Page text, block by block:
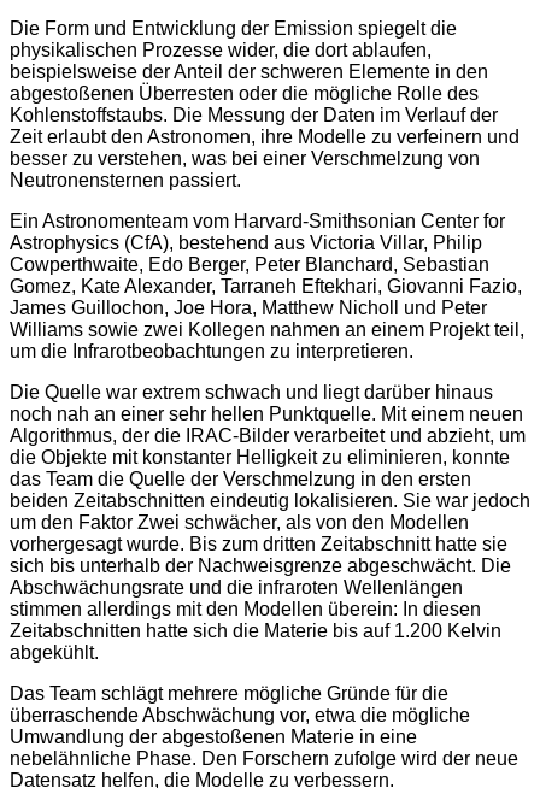
Die Form und Entwicklung der Emission spiegelt die
physikalischen Prozesse wider, die dort ablaufen,
beispielsweise der Anteil der schweren Elemente in den
abgestoßenen Überresten oder die mögliche Rolle des
Kohlenstoffstaubs. Die Messung der Daten im Verlauf der
Zeit erlaubt den Astronomen, ihre Modelle zu verfeinern und
besser zu verstehen, was bei einer Verschmelzung von
Neutronensternen passiert.
Ein Astronomenteam vom Harvard-Smithsonian Center for
Astrophysics (CfA), bestehend aus Victoria Villar, Philip
Cowperthwaite, Edo Berger, Peter Blanchard, Sebastian
Gomez, Kate Alexander, Tarraneh Eftekhari, Giovanni Fazio,
James Guillochon, Joe Hora, Matthew Nicholl und Peter
Williams sowie zwei Kollegen nahmen an einem Projekt teil,
um die Infrarotbeobachtungen zu interpretieren.
Die Quelle war extrem schwach und liegt darüber hinaus
noch nah an einer sehr hellen Punktquelle. Mit einem neuen
Algorithmus, der die IRAC-Bilder verarbeitet und abzieht, um
die Objekte mit konstanter Helligkeit zu eliminieren, konnte
das Team die Quelle der Verschmelzung in den ersten
beiden Zeitabschnitten eindeutig lokalisieren. Sie war jedoch
um den Faktor Zwei schwächer, als von den Modellen
vorhergesagt wurde. Bis zum dritten Zeitabschnitt hatte sie
sich bis unterhalb der Nachweisgrenze abgeschwächt. Die
Abschwächungsrate und die infraroten Wellenlängen
stimmen allerdings mit den Modellen überein: In diesen
Zeitabschnitten hatte sich die Materie bis auf 1.200 Kelvin
abgekühlt.
Das Team schlägt mehrere mögliche Gründe für die
überraschende Abschwächung vor, etwa die mögliche
Umwandlung der abgestoßenen Materie in eine
nebelähnliche Phase. Den Forschern zufolge wird der neue
Datensatz helfen, die Modelle zu verbessern.